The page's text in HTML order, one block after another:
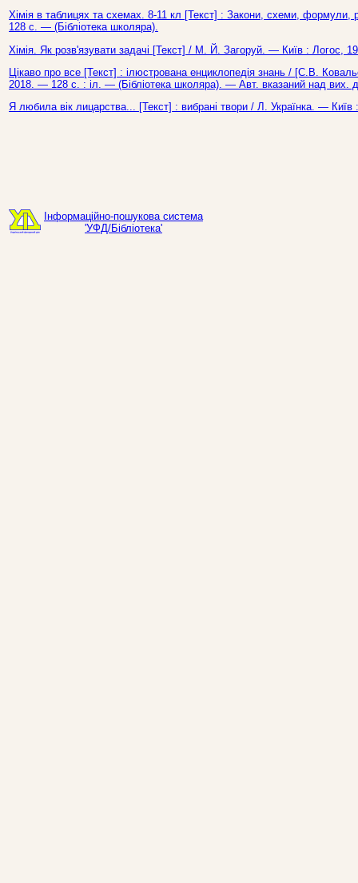
Хімія в таблицях та схемах. 8-11 кл [Текст] : Закони, схеми,
128 с. — (Бібліотека школяра).
Хімія. Як розв'язувати задачі [Текст] / М. Й. Загоруй. — Київ : Логос,
Цікаво про все [Текст] : ілюстрована енциклопедія знань / [С.В.
2018. — 128 с. : іл. — (Бібліотека школяра). — Авт. вказаний над вих.
Я любила вік лицарства... [Текст] : вибрані твори / Л. Українка. —
Інформаційно-пошукова система
'УФД/Бібліотека'